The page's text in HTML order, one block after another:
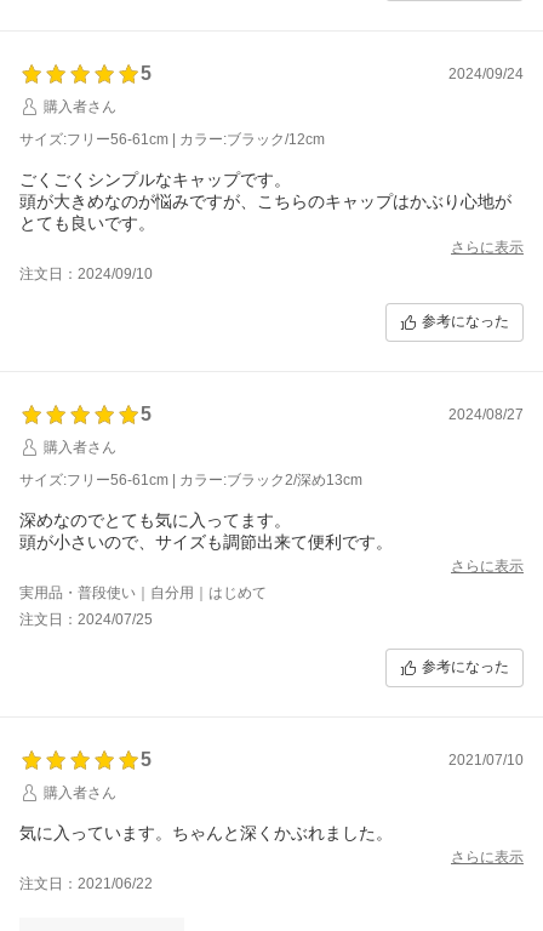
5
2024/09/24
購入者さん
サイズ:フリー56-61cm | カラー:ブラック/12cm
ごくごくシンプルなキャップです。
頭が大きめなのが悩みですが、こちらのキャップはかぶり心地が
とても良いです。
さらに表示
注文日：2024/09/10
参考になった
5
2024/08/27
購入者さん
サイズ:フリー56-61cm | カラー:ブラック2/深め13cm
深めなのでとても気に入ってます。
頭が小さいので、サイズも調節出来て便利です。
さらに表示
実用品・普段使い｜自分用｜はじめて
注文日：2024/07/25
参考になった
5
2021/07/10
購入者さん
気に入っています。ちゃんと深くかぶれました。
さらに表示
注文日：2021/06/22